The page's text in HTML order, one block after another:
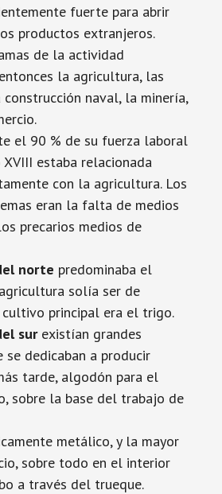
fuerte para abrir
productos extranjeros.
de la actividad
la agricultura, las
naval, la minería,
el 90 % de su fuerza laboral
estaba relacionada
con la agricultura. Los
eran la falta de medios
precarios medios de
norte predominaba el
solía ser de
cultivo principal era el trigo.
surexistían grandes
se dedicaban a producir
tarde, algodón para el
sobre la base del trabajo de
metálico, y la mayor
sobre todo en el interior
a través del trueque.